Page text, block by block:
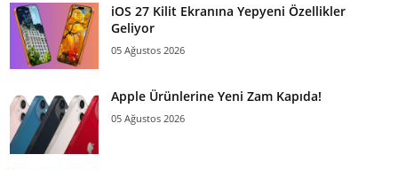
iOS 27 Kilit Ekranına Yepyeni Özellikler
Geliyor
05 Ağustos 2026
Apple Ürünlerine Yeni Zam Kapıda!
05 Ağustos 2026